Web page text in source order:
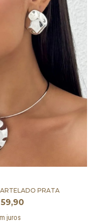
PRATA
59,90
juros